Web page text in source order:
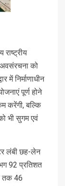
अवसंरचना को
में निर्माणाधीन
पूर्ण होने
करेंगी, बल्कि
भी सुगम एवं
लंबी छह-लेन
92 प्रतिशत
तक 46